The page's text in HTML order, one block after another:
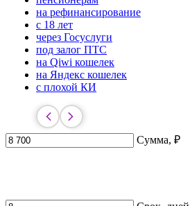
на рефинансирование
с 18 лет
через Госуслуги
под залог ПТС
на Qiwi кошелек
на Яндекс кошелек
с плохой КИ
Сумма, ₽